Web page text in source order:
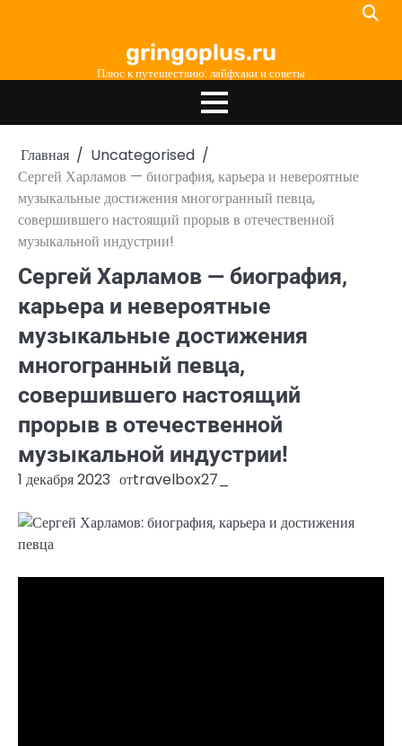
gringoplus.ru
Плюс к путешествию: лайфхаки и советы
Главная
Uncategorised
Сергей Харламов — биография, карьера и невероятные
музыкальные достижения многогранный певца,
совершившего настоящий прорыв в отечественной
музыкальной индустрии!
Сергей Харламов — биография,
карьера и невероятные
музыкальные достижения
многогранный певца,
совершившего настоящий
прорыв в отечественной
музыкальной индустрии!
1 декабря 2023 отtravelbox27_